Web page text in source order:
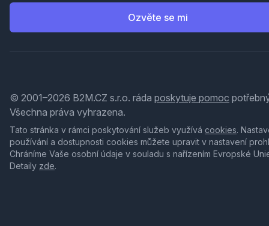
Ozvěte se mi
© 2001–2026 B2M.CZ s.r.o. ráda poskytuje pomoc
Všechna práva vyhrazena.
Tato stránka v rámci poskytování služeb využívá cookies.
používání a dostupnosti cookies můžete upravit v nastavení
Chráníme Vaše osobní údaje v souladu s nařízením Evropské
Detaily zde.